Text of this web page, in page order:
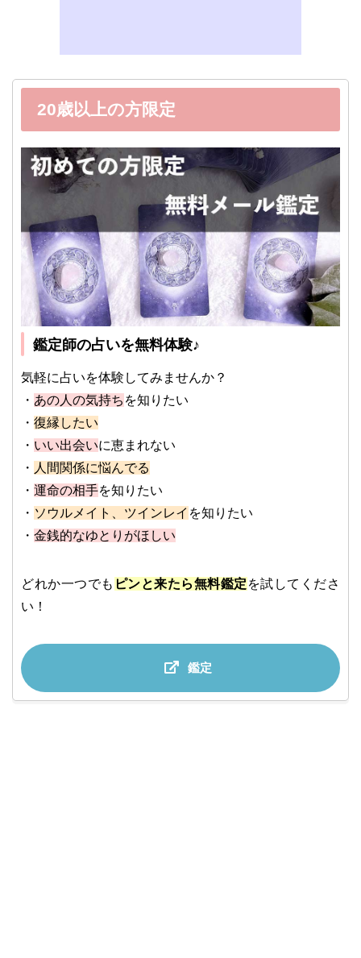
20歳以上の方限定
鑑定師の占いを無料体験♪
気軽に占いを体験してみませんか？
・ あの人の気持ち を知りたい
・ 復縁したい
・ いい出会いに恵まれない
・ 人間関係に悩んでる
・ 運命の相手を知りたい
・ ソウルメイト、ツインレイ を知りたい
・ 金銭的なゆとりがほしい
どれか一つでも ピンと来たら無料鑑定 を試してくださ
い！
鑑定